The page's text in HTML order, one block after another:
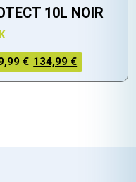
10L NOIR
€ 134,99 €